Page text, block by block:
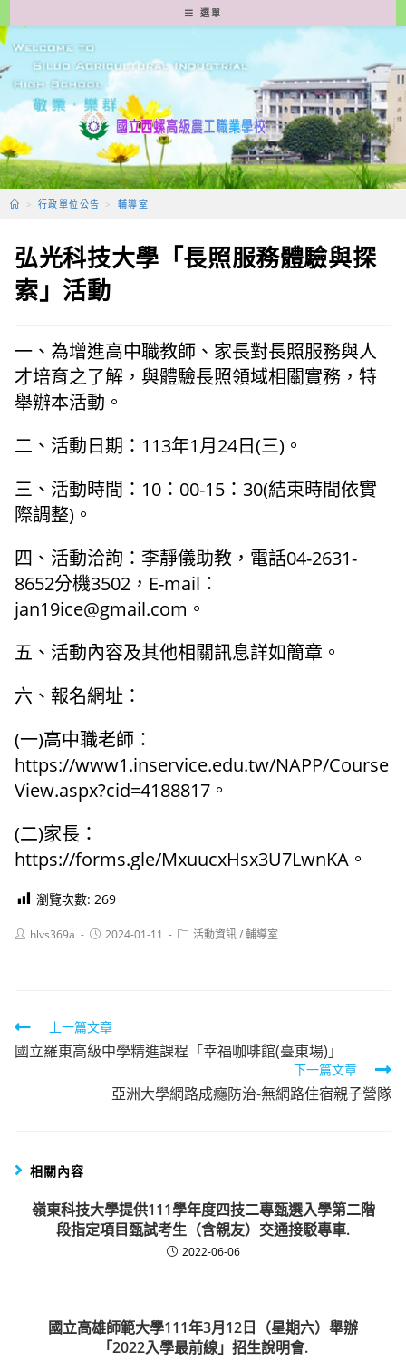
轉
至
要
容
選單
> 行政單位公告 > 輔導室
弘光科技大學「長照服務體驗與探
索」活動
一、為增進高中職教師、家長對長照服務與人
才培育之了解，與體驗長照領域相關實務，特
舉辦本活動。
二、活動日期：113年1月24日(三)。
三、活動時間：10：00-15：30(結束時間依實
際調整)。
四、活動洽詢：李靜儀助教，電話04-2631-
8652分機3502，E-mail：
jan19ice@gmail.com。
五、活動內容及其他相關訊息詳如簡章。
六、報名網址：
(一)高中職老師：
https://www1.inservice.edu.tw/NAPP/Course
View.aspx?cid=4188817。
(二)家長：
https://forms.gle/MxuucxHsx3U7LwnKA。
瀏覽次數: 269
Posthlvs369a
Post2024-01-11
Post活動資訊/輔導室
Read
more
上一篇文章
國立羅東高級中學精進課程「幸福咖啡館(臺東場)」
下一篇文章
亞洲大學網路成癮防治-無網路住宿親子營隊
相關內容
嶺東科技大學提供111學年度四技二專甄選入學第二階
段指定項目甄試考生（含親友）交通接駁專車.
2022-06-06
國立高雄師範大學111年3月12日（星期六）舉辦
「2022入學最前線」招生說明會.